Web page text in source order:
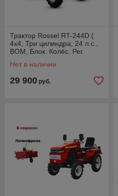
Трактор Rossel RT-244D (
4х4; Три цилиндра; 24 л.с.,
BOM, Блок. Колёс. Рег.
Нет в наличии
29 900 руб.